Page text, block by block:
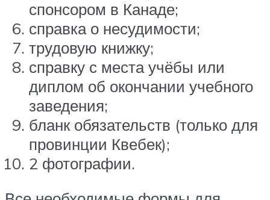
спонсором в Канаде;
справка о несудимости;
трудовую книжку;
справку с места учёбы или
диплом об окончании учебного
заведения;
бланк обязательств (только для
провинции Квебек);
2 фотографии.